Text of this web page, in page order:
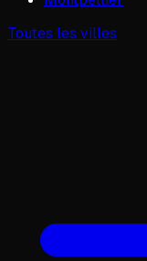
Toutes les villes